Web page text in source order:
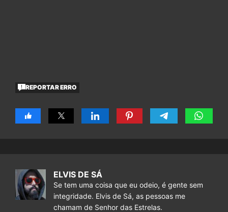
REPORTAR ERRO
ELVIS DE SÁ
Se tem uma coisa que eu odeio, é gente sem
integridade. Elvis de Sá, as pessoas me
chamam de Senhor das Estrelas.